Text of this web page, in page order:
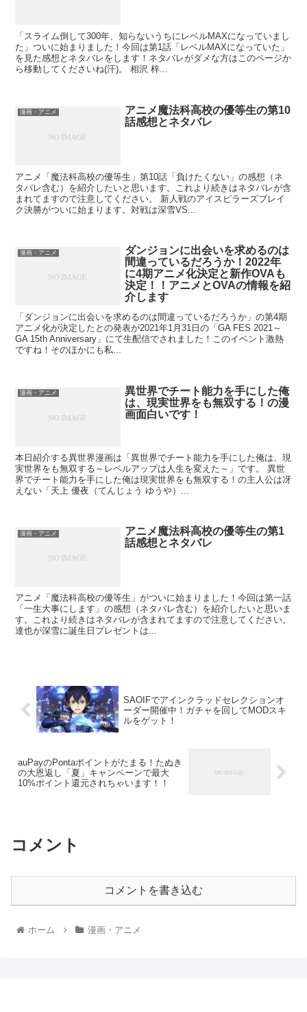
「スライム倒して300年、知らないうちにレベルMAXになっていまし
た」ついに始まりました！今回は第1話「レベルMAXになっていた」
を見た感想とネタバレをします！ネタバレがダメな方はこのページか
ら移動してくださいね(汗)。 相沢 梓...
漫画・アニメ
アニメ魔法科高校の優等生の第10
話感想とネタバレ
アニメ「魔法科高校の優等生」第10話「負けたくない」の感想（ネ
タバレ含む）を紹介したいと思います。これより続きはネタバレが含
まれてますので注意してください。 新人戦のアイスピラーズブレイ
ク決勝がついに始まります。対戦は深雪VS...
漫画・アニメ
ダンジョンに出会いを求めるのは
間違っているだろうか！2022年
に4期アニメ化決定と新作OVAも
決定！！アニメとOVAの情報を紹
介します
「ダンジョンに出会いを求めるのは間違っているだろうか」の第4期
アニメ化が決定したとの発表が2021年1月31日の「GA FES 2021～
GA 15th Anniversary」にて生配信でされました！このイベント激熱
ですね！そのほかにも私...
漫画・アニメ
異世界でチート能力を手にした俺
は、現実世界をも無双する！の漫
画面白いです！
本日紹介する異世界漫画は「異世界でチート能力を手にした俺は、現
実世界をも無双する～レベルアップは人生を変えた～」です。 異世
界でチート能力を手にした俺は現実世界をも無双する！の主人公は冴
えない「天上 優夜（てんじょう ゆうや）...
漫画・アニメ
アニメ魔法科高校の優等生の第1
話感想とネタバレ
アニメ「魔法科高校の優等生」がついに始まりました！今回は第一話
「一生大事にします」の感想（ネタバレ含む）を紹介したいと思いま
す。これより続きはネタバレが含まれてますので注意してください。
達也が深雪に誕生日プレゼントは...
SAOIFでアインクラッドセレクションオ
ーダー開催中！ガチャを回してMODスキ
ルをゲット！
auPayのPontaポイントがたまる！たぬき
の大恩返し「夏」キャンペーンで最大
10%ポイント還元されちゃいます！！
コメント
コメントを書き込む
ホーム 漫画・アニメ